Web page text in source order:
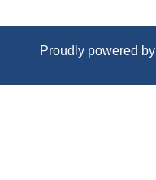
Proudly powered by